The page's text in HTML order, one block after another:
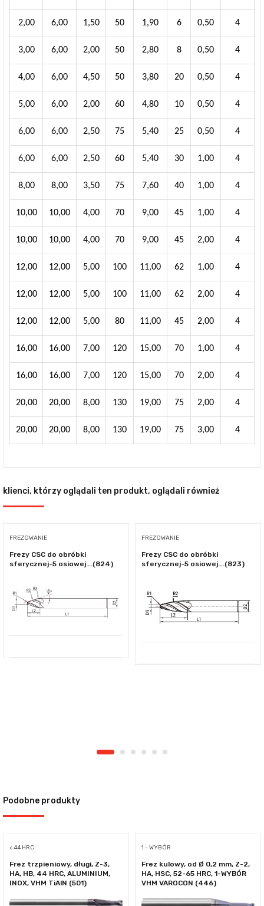
2,00 6,00 1,50 50 1,90 6 0,50 4
3,00 6,00 2,00 50 2,80 8 0,50 4
4,00 6,00 4,50 50 3,80 20 0,50 4
5,00 6,00 2,00 60 4,80 10 0,50 4
6,00 6,00 2,50 75 5,40 25 0,50 4
6,00 6,00 2,50 60 5,40 30 1,00 4
8,00 8,00 3,50 75 7,60 40 1,00 4
10,00 10,00 4,00 70 9,00 45 1,00 4
10,00 10,00 4,00 70 9,00 45 2,00 4
12,00 12,00 5,00 100 11,00 62 1,00 4
12,00 12,00 5,00 100 11,00 62 2,00 4
12,00 12,00 5,00 80 11,00 45 2,00 4
16,00 16,00 7,00 120 15,00 70 1,00 4
16,00 16,00 7,00 120 15,00 70 2,00 4
20,00 20,00 8,00 130 19,00 75 2,00 4
20,00 20,00 8,00 130 19,00 75 3,00 4
klienci, którzy oglądali ten produkt, oglądali również
FREZOWANIE
Frezy CSC do obróbki
sferycznej-5 osiowej….(824)
FREZOWANIE
Frezy CSC do obróbki
sferycznej-5 osiowej….(823)
Podobne produkty
< 44 HRC
Frez trzpieniowy, długi, Z-3,
HA, HB, 44 HRC, ALUMINIUM,
INOX, VHM TiAlN (501)
1 - WYBÓR
Frez kulowy, od Ø 0,2 mm, Z-2,
HA, HSC, 52-65 HRC, 1-WYBÓR
VHM VAROCON (446)